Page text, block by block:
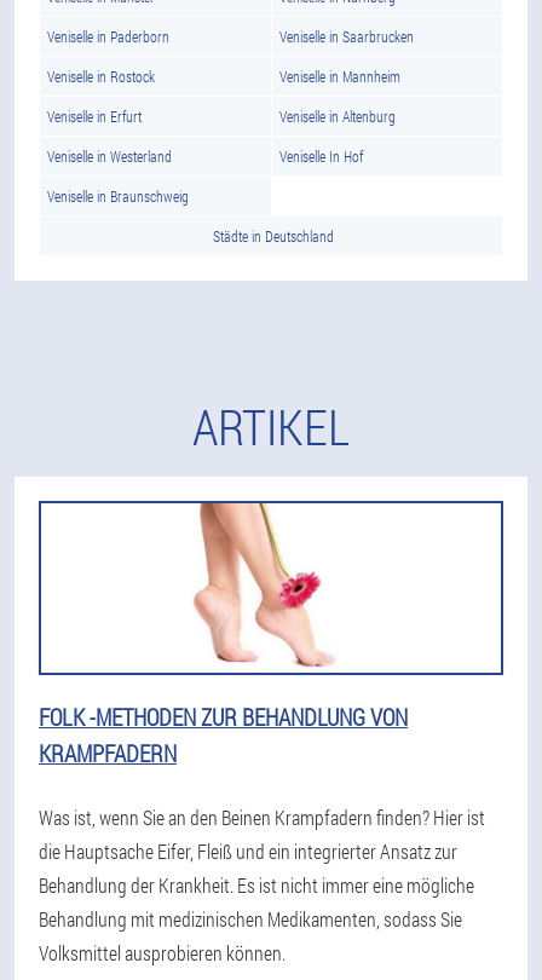
Veniselle in Paderborn Veniselle in Saarbrucken
Veniselle in Rostock Veniselle in Mannheim
Veniselle in Erfurt Veniselle in Altenburg
Veniselle in Westerland Veniselle In Hof
Veniselle in Braunschweig
Städte in Deutschland
ARTIKEL
FOLK -METHODEN ZUR BEHANDLUNG VON
KRAMPFADERN
Was ist, wenn Sie an den Beinen Krampfadern finden? Hier ist
die Hauptsache Eifer, Fleiß und ein integrierter Ansatz zur
Behandlung der Krankheit. Es ist nicht immer eine mögliche
Behandlung mit medizinischen Medikamenten, sodass Sie
Volksmittel ausprobieren können.